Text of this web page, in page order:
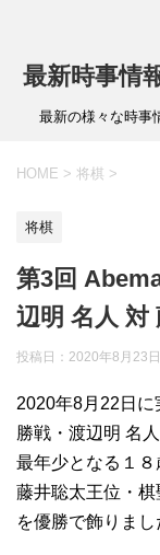
最新時事情
最新の様々な時事
HOME > 将棋 >
将棋
第3回
辺明 名人 対
投稿日： 2020年8月23日
2020年8月22日
勝戦・渡辺明 名
最年少となる１
藤井聡太王位・
を優勝で飾りまし